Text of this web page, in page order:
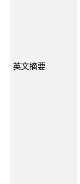
英文摘要